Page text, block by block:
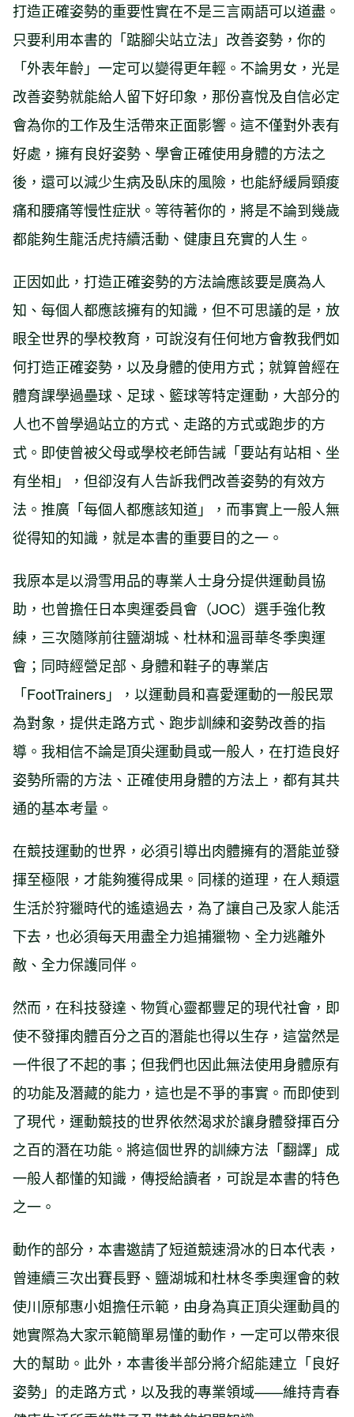
打造正確姿勢的重要性實在不是三言兩語可以道盡。
只要利用本書的「踮腳尖站立法」改善姿勢，你的
「外表年齡」一定可以變得更年輕。不論男女，光是
改善姿勢就能給人留下好印象，那份喜悅及自信必定
會為你的工作及生活帶來正面影響。這不僅對外表有
好處，擁有良好姿勢、學會正確使用身體的方法之
後，還可以減少生病及臥床的風險，也能紓緩肩頸痠
痛和腰痛等慢性症狀。等待著你的，將是不論到幾歲
都能夠生龍活虎持續活動、健康且充實的人生。
正因如此，打造正確姿勢的方法論應該要是廣為人
知、每個人都應該擁有的知識，但不可思議的是，放
眼全世界的學校教育，可說沒有任何地方會教我們如
何打造正確姿勢，以及身體的使用方式；就算曾經在
體育課學過壘球、足球、籃球等特定運動，大部分的
人也不曾學過站立的方式、走路的方式或跑步的方
式。即使曾被父母或學校老師告誡「要站有站相、坐
有坐相」，但卻沒有人告訴我們改善姿勢的有效方
法。推廣「每個人都應該知道」，而事實上一般人無
從得知的知識，就是本書的重要目的之一。
我原本是以滑雪用品的專業人士身分提供運動員協
助，也曾擔任日本奧運委員會（JOC）選手強化教
練，三次隨隊前往鹽湖城、杜林和溫哥華冬季奧運
會；同時經營足部、身體和鞋子的專業店
「FootTrainers」，以運動員和喜愛運動的一般民眾
為對象，提供走路方式、跑步訓練和姿勢改善的指
導。我相信不論是頂尖運動員或一般人，在打造良好
姿勢所需的方法、正確使用身體的方法上，都有其共
通的基本考量。
在競技運動的世界，必須引導出肉體擁有的潛能並發
揮至極限，才能夠獲得成果。同樣的道理，在人類還
生活於狩獵時代的遙遠過去，為了讓自己及家人能活
下去，也必須每天用盡全力追捕獵物、全力逃離外
敵、全力保護同伴。
然而，在科技發達、物質心靈都豐足的現代社會，即
使不發揮肉體百分之百的潛能也得以生存，這當然是
一件很了不起的事；但我們也因此無法使用身體原有
的功能及潛藏的能力，這也是不爭的事實。而即使到
了現代，運動競技的世界依然渴求於讓身體發揮百分
之百的潛在功能。將這個世界的訓練方法「翻譯」成
一般人都懂的知識，傳授給讀者，可說是本書的特色
之一。
動作的部分，本書邀請了短道競速滑冰的日本代表，
曾連續三次出賽長野、鹽湖城和杜林冬季奧運會的敕
使川原郁惠小姐擔任示範，由身為真正頂尖運動員的
她實際為大家示範簡單易懂的動作，一定可以帶來很
大的幫助。此外，本書後半部分將介紹能建立「良好
姿勢」的走路方式，以及我的專業領域——維持青春